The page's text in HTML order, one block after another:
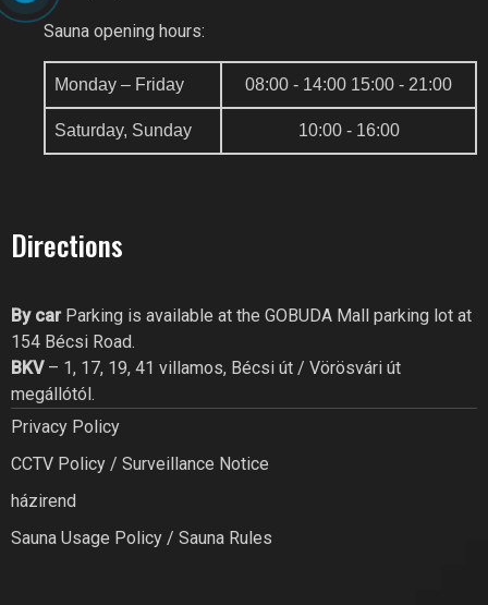
Sauna opening hours:
Monday – Friday 08:00 - 14:00 15:00 - 21:00
Saturday, Sunday 10:00 - 16:00
Directions
By carParking is available at the GOBUDA Mall parking lot at
154 Bécsi Road.
BKV– 1, 17, 19, 41 villamos, Bécsi út / Vörösvári út
megállótól.
Privacy Policy
CCTV Policy / Surveillance Notice
házirend
Sauna Usage Policy / Sauna Rules
GOBUDA FITNESS CLUB AI
Online recepció